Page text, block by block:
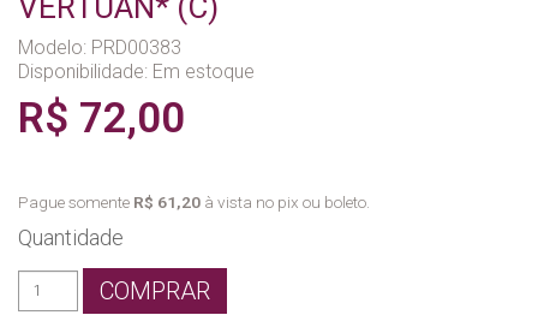
VERTUAN* (C)
Modelo: PRD00383
Disponibilidade: Em estoque
R$ 72,00
Pague somente R$ 61,20 à vista no pix ou boleto.
Quantidade
COMPRAR